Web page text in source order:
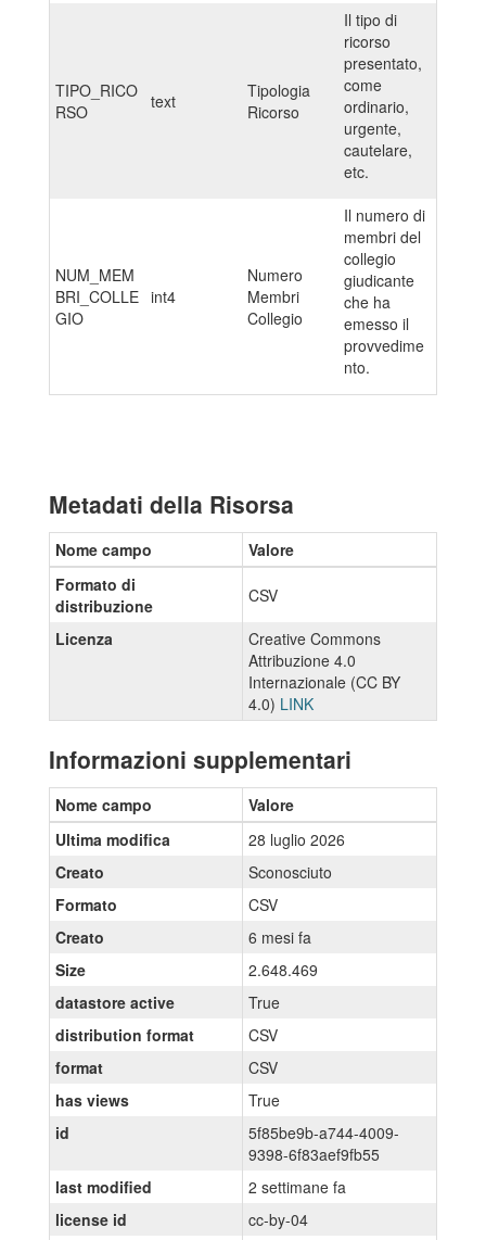
TIPO_RICO
RSO
text
Tipologia
Ricorso
Il tipo di
ricorso
presentato,
come
ordinario,
urgente,
cautelare,
etc.
NUM_MEM
BRI_COLLE
GIO
int4
Numero
Membri
Collegio
Il numero di
membri del
collegio
giudicante
che ha
emesso il
provvedime
nto.
Metadati della Risorsa
Nome campo
Valore
Formato di
distribuzione
CSV
Licenza
Creative Commons
Attribuzione 4.0
Internazionale (CC BY
4.0) LINK
Informazioni supplementari
Nome campo
Valore
Ultima modifica
28 luglio 2026
Creato
Sconosciuto
Formato
CSV
Creato
6 mesi fa
Size
2.648.469
datastore active
True
distribution format
CSV
format
CSV
has views
True
id
5f85be9b-a744-4009-
9398-6f83aef9fb55
last modified
2 settimane fa
license id
cc-by-04